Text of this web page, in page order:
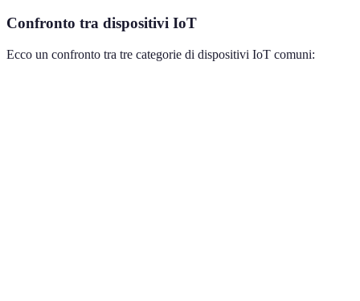
Confronto tra dispositivi IoT
Ecco un confronto tra tre categorie di dispositivi IoT comuni: